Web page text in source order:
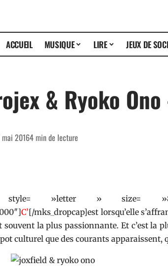
ACCUEIL MUSIQUE LIRE JEUX DE
& Ryoko Ono
20164 min de lecture
style= »letter » size=
C’[/mks_dropcap]est lorsqu’elle
souvent la plus passionnante. Et c’est la
culturel que des courants apparaissent,